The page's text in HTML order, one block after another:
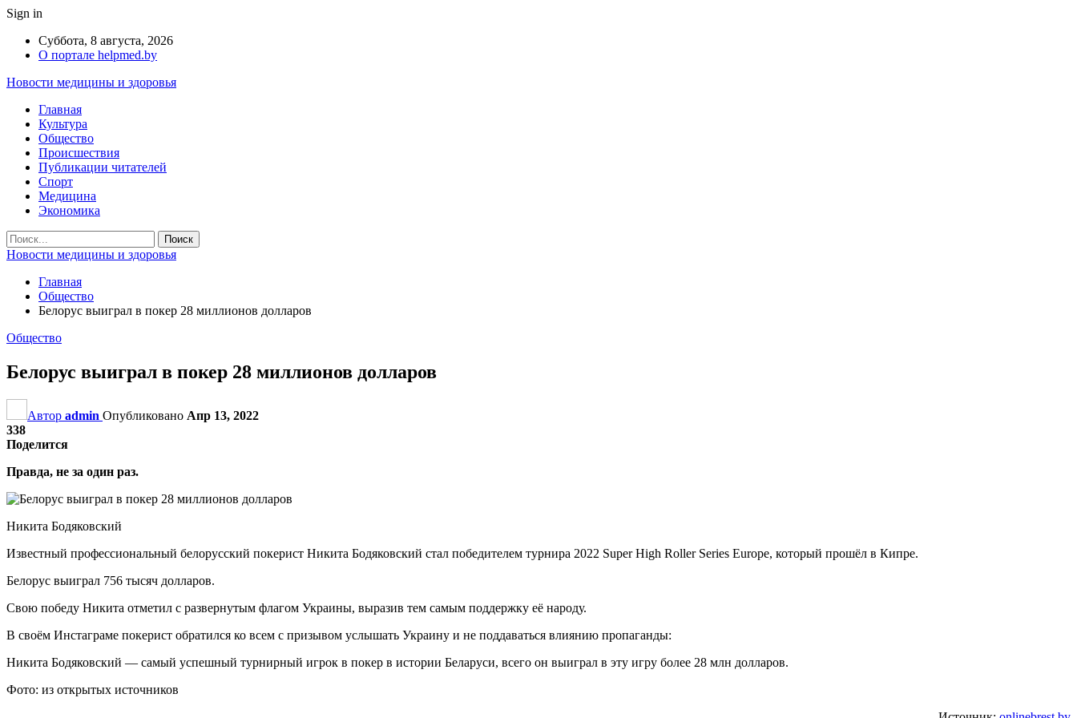
Sign in
Суббота, 8 августа, 2026
О портале helpmed.by
Новости медицины и здоровья
Главная
Культура
Общество
Происшествия
Публикации читателей
Спорт
Медицина
Экономика
Новости медицины и здоровья
Главная
Общество
Белорус выиграл в покер 28 миллионов долларов
Общество
Белорус выиграл в покер 28 миллионов долларов
Автор admin Опубликовано Апр 13, 2022
338
Поделится
Правда, не за один раз.
Никита Бодяковский
Известный профессиональный белорусский покерист Никита Бодяковский стал победителем турнира 2022 Super High Roller Series Europe, который прошёл в Кипре.
Белорус выиграл 756 тысяч долларов.
Свою победу Никита отметил с развернутым флагом Украины, выразив тем самым поддержку её народу.
В своём Инстаграме покерист обратился ко всем с призывом услышать Украину и не поддаваться влиянию пропаганды:
Никита Бодяковский — самый успешный турнирный игрок в покер в истории Беларуси, всего он выиграл в эту игру более 28 млн долларов.
Фото: из открытых источников